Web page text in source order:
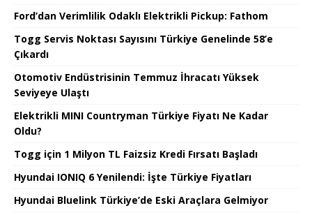
Ford’dan Verimlilik Odaklı Elektrikli Pickup: Fathom
Togg Servis Noktası Sayısını Türkiye Genelinde 58’e
Çıkardı
Otomotiv Endüstrisinin Temmuz İhracatı Yüksek
Seviyeye Ulaştı
Elektrikli MINI Countryman Türkiye Fiyatı Ne Kadar
Oldu?
Togg için 1 Milyon TL Faizsiz Kredi Fırsatı Başladı
Hyundai IONIQ 6 Yenilendi: İşte Türkiye Fiyatları
Hyundai Bluelink Türkiye’de Eski Araçlara Gelmiyor